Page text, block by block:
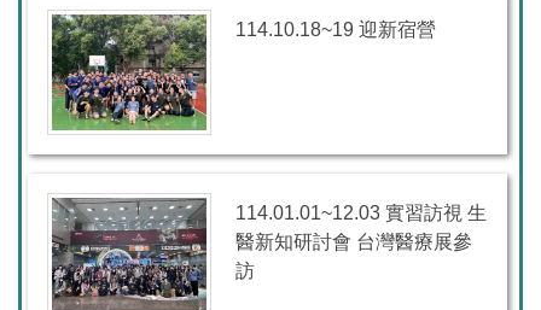
114.10.18~19 迎新宿營
114.01.01~12.03 實習訪視 生
醫新知研討會 台灣醫療展參
訪